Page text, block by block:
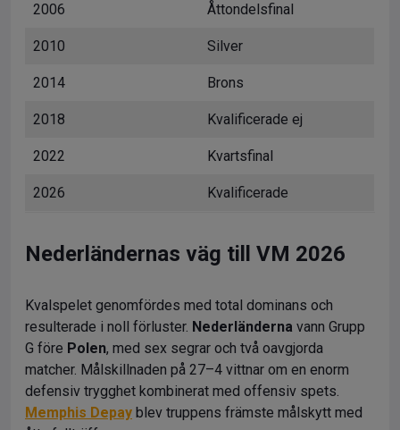
2006 Åttondelsfinal
2010 Silver
2014 Brons
2018 Kvalificerade ej
2022 Kvartsfinal
2026 Kvalificerade
Nederländernas väg till VM 2026
Kvalspelet genomfördes med total dominans och
resulterade i noll förluster. Nederländerna vann Grupp
G före Polen, med sex segrar och två oavgjorda
matcher. Målskillnaden på 27–4 vittnar om en enorm
defensiv trygghet kombinerat med offensiv spets.
Memphis Depay blev truppens främste målskytt med